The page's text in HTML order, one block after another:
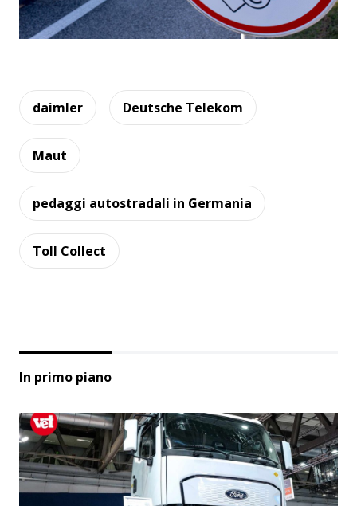
daimler Deutsche Telekom
Maut
pedaggi autostradali in Germania
Toll Collect
In primo piano